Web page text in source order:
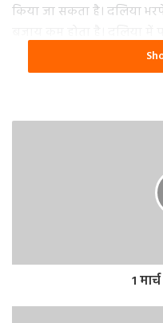
किया जा सकता है। दलिया
पाचन तंत्र को मजबूत करने में
महीने तक इसके सेवन से
अजवाइन को मिलाकर
चर्बी कम होने लगती है।
मल्टीग्रेन दलिया में भरपूर1